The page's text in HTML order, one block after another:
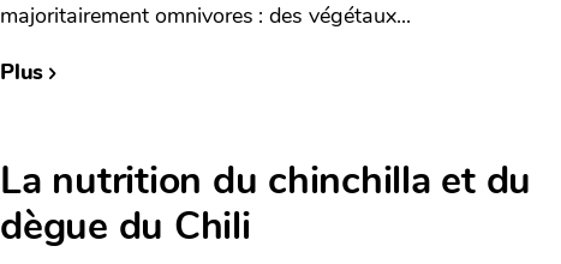
majoritairement omnivores : des végétaux...
Plus
La nutrition du chinchilla et du
dègue du Chili